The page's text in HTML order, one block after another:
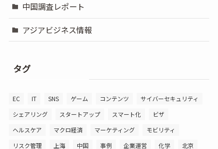
中国調査レポート
アジアビジネス情報
タグ
EC IT SNS ゲーム コンテンツ
サイバーセキュリティ
シェアリング
スタートアップ スマート化
ビザ
ヘルスケア
マクロ経済 マーケティング
モビリティ
リスク管理
上海 中国 事例 企業運営 化学
北京